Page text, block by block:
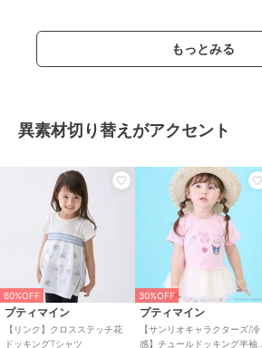
もっとみる
異素材切り替えがアクセント
60%OFF
プティマイン
【リンク】クロスステッチ花
ドッキングTシャツ
30%OFF
プティマイン
【サンリオキャラクターズ/冷
感】チュールドッキング半袖T